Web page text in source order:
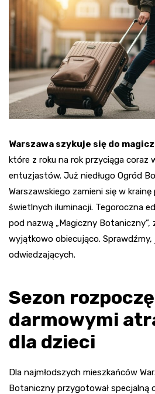
Warszawa szykuje się do
które z roku na rok przyciąga coraz
entuzjastów. Już niedługo Ogród
Warszawskiego zamieni się w krainę
świetlnych iluminacji. Tegoroczna
pod nazwą „Magiczny Botaniczny”,
wyjątkowo obiecująco. Sprawdźmy,
odwiedzających.
Sezon
darmowymi
dla dzieci
Dla najmłodszych mieszkańców
Botaniczny przygotował specjalną